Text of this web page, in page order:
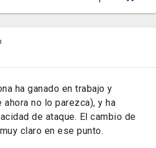
ha ganado en trabajo y
no lo parezca), y ha
de ataque. El cambio de
claro en ese punto.